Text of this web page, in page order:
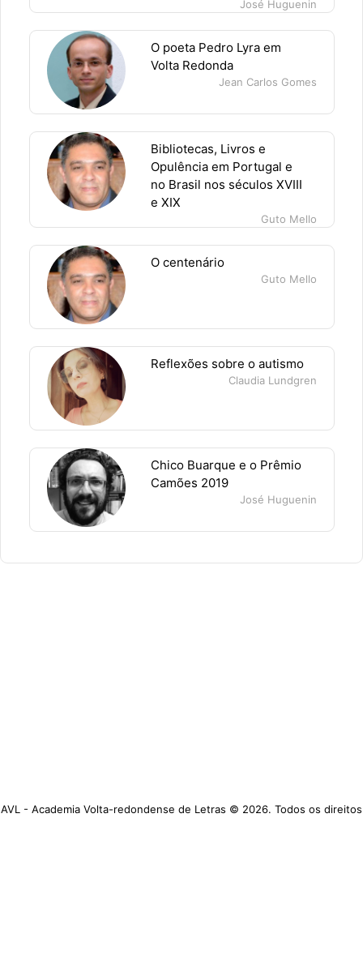
José Huguenin
O poeta Pedro Lyra em
Volta Redonda
Jean Carlos Gomes
Bibliotecas, Livros e
Opulência em Portugal e
no Brasil nos séculos XVIII
e XIX
Guto Mello
O centenário
Guto Mello
Reflexões sobre o autismo
Claudia Lundgren
Chico Buarque e o Prêmio
Camões 2019
José Huguenin
AVL - Academia Volta-redondense de Letras © 2026. Todos os direitos